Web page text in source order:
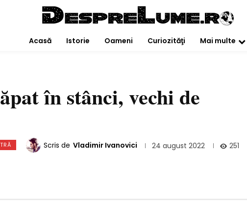
Acasă Istorie Oameni Curiozităţi Mai multe
în stânci, vechi de
Scris de Vladimir Ivanovici 24 august 2022 251